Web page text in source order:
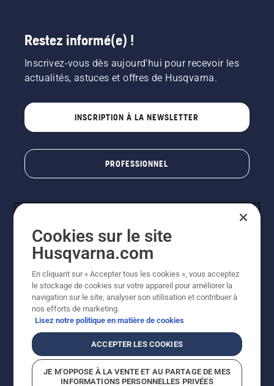
Restez informé(e) !
Inscrivez-vous dès aujourd'hui pour recevoir les
actualités, astuces et offres de Husqvarna.
INSCRIPTION À LA NEWSLETTER
PROFESSIONNEL
© Husqvarna AB (publ). Tous droits réservés. Les prix
indiqués sont des prix de vente conseillés. Photos non
contractuelles. Tous les prix indiqués sont des prix de
vente recommandés (TVA incluse), sauf si le produit est
disponible pour un achat direct.
Conditions d'utilisation Avis de confidentialité
Égalité hommes femmesSignalement de violations présumées
Cookies sur le site
Husqvarna.com
En cliquant sur « Accepter tous les cookies », vous acceptez
le stockage de cookies sur votre appareil pour améliorer la
navigation sur le site, analyser son utilisation et contribuer à
nos efforts de marketing.
Lisez notre politique en matière de cookies
ACCEPTER LES COOKIES
JE M’OPPOSE À LA VENTE ET AU PARTAGE DE MES
INFORMATIONS PERSONNELLES PRIVÉES